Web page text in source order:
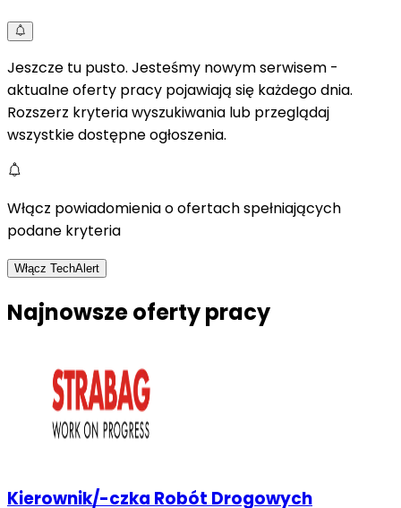
Jeszcze tu pusto. Jesteśmy nowym serwisem -
aktualne oferty pracy pojawiają się każdego dnia.
Rozszerz kryteria wyszukiwania lub przeglądaj
wszystkie dostępne ogłoszenia.
Włącz powiadomienia o ofertach spełniających
podane kryteria
Włącz TechAlert
Najnowsze oferty pracy
Kierownik/-czka Robót Drogowych